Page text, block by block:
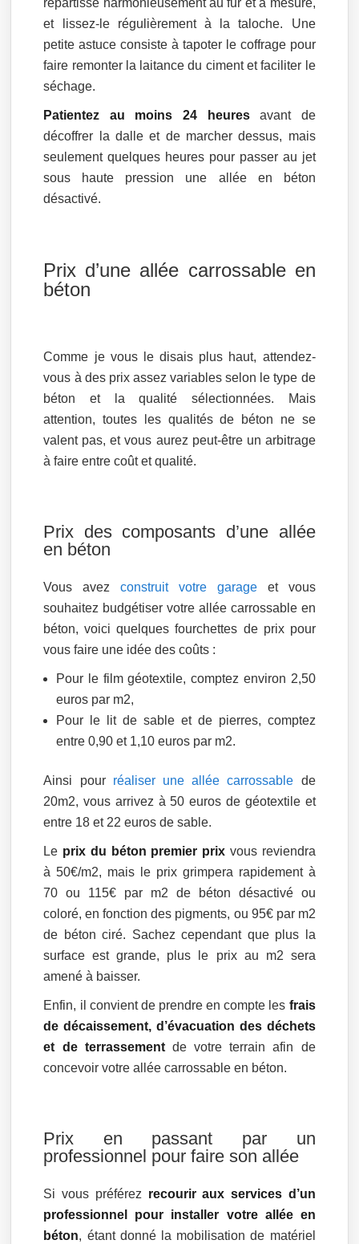
répartisse harmonieusement au fur et à mesure,
et lissez-le régulièrement à la taloche. Une
petite astuce consiste à tapoter le coffrage pour
faire remonter la laitance du ciment et faciliter le
séchage.
Patientez au moins 24 heuresavant de
décoffrer la dalle et de marcher dessus, mais
seulement quelques heures pour passer au jet
sous haute pression une allée en béton
désactivé.
Prix d’une allée carrossable en
béton
Comme je vous le disais plus haut, attendez-
vous à des prix assez variables selon le type de
béton et la qualité sélectionnées. Mais
attention, toutes les qualités de béton ne se
valent pas, et vous aurez peut-être un arbitrage
à faire entre coût et qualité.
Prix des composants d’une allée
en béton
Vous avezconstruit votre garageet vous
souhaitez budgétiser votre allée carrossable en
béton, voici quelques fourchettes de prix pour
vous faire une idée des coûts :
Pour le film géotextile, comptez environ 2,50
euros par m2,
Pour le lit de sable et de pierres, comptez
entre 0,90 et 1,10 euros par m2.
Ainsi pour réaliser une allée carrossable de
20m2, vous arrivez à 50 euros de géotextile et
entre 18 et 22 euros de sable.
Le prix du béton premier prix vous reviendra
à 50€/m2, mais le prix grimpera rapidement à
70 ou 115€ par m2 de béton désactivé ou
coloré, en fonction des pigments, ou 95€ par m2
de béton ciré. Sachez cependant que plus la
surface est grande, plus le prix au m2 sera
amené à baisser.
Enfin, il convient de prendre en compte les frais
de décaissement, d’évacuation des déchets
et de terrassementde votre terrain afin de
concevoir votre allée carrossable en béton.
Prix en passant par un
professionnel pour faire son allée
Si vous préférez recourir aux services d’un
professionnel pour installer votre allée en
béton, étant donné la mobilisation de matériel